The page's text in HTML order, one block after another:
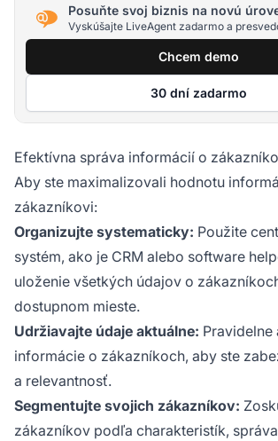
Posuňte svoj biznis na novú
Vyskúšajte LiveAgent zadarmo a
Chcem demo
30 dní zadarmo
Efektívna správa informácií o
Aby ste maximalizovali hodnotu
zákazníkovi:
Organizujte systematicky: Použite
systém, ako je CRM alebo software
uloženie všetkých údajov o
dostupnom mieste.
Udržiavajte údaje aktuálne: Pravidelne
informácie o zákazníkoch, aby ste
a relevantnosť.
Segmentujte svojich zákazníkov:
zákazníkov podľa charakteristík,